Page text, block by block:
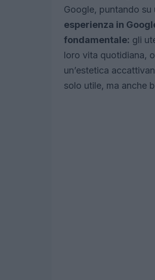
Google, puntando
esperienza in
fondamentale: gli
loro vita quotidiana,
un’estetica
solo utile, ma anche